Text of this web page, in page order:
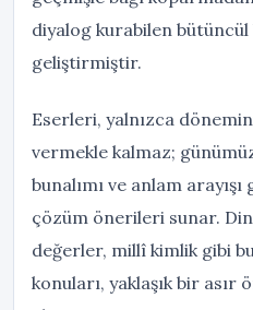
diyalog kurabilen
geliştirmiştir.
Eserleri, yalnızca
vermekle kalmaz;
bunalımı ve anlam
çözüm önerileri sunar.
değerler, millî kimlik gibi
konuları, yaklaşık bir asır